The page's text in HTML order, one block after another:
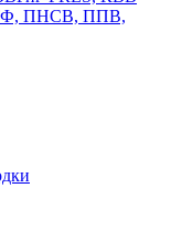
ПНСВ, ППВ,